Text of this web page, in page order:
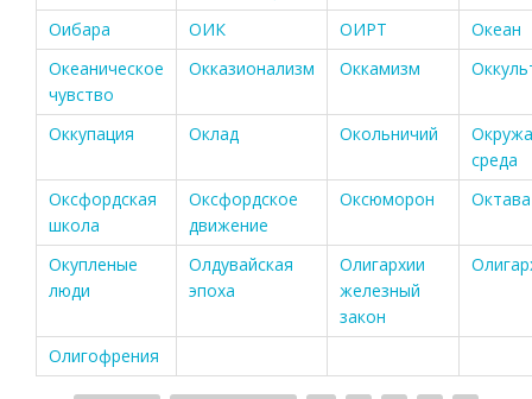
Оибара
ОИК ОИРТ
Океан
Океаническое
чувство
Окказионализм Оккамизм
Оккупация Оклад Окольничий
среда
Оксфордская
школа
Оксфордское
движение
Оксюморон Октава
Окупленые
люди
Олдувайская
эпоха
Олигархии
железный
закон
Олигофрения